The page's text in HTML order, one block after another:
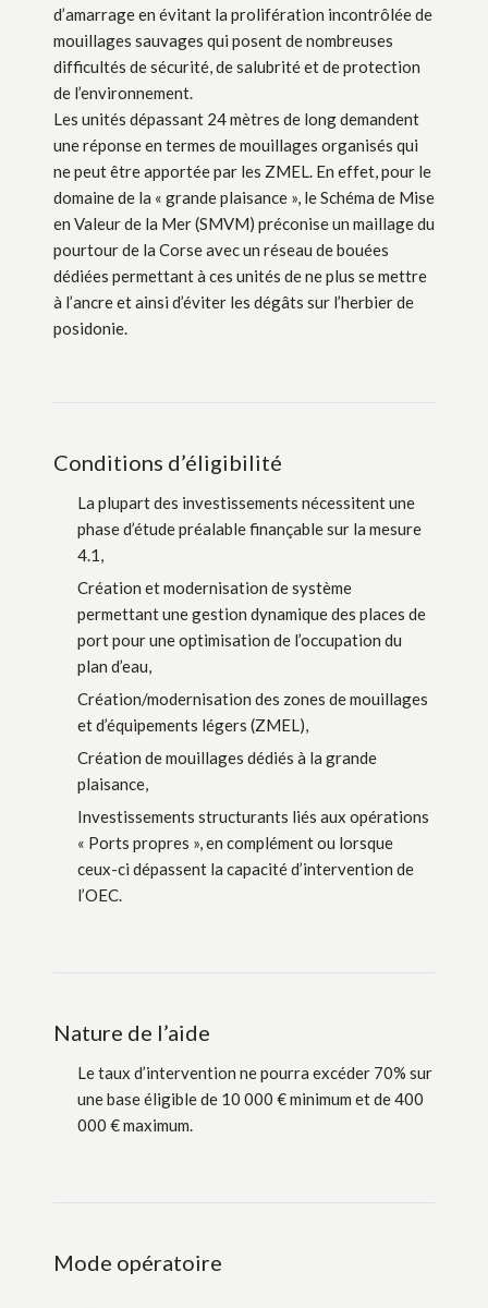
d’amarrage en évitant la prolifération incontrôlée de
mouillages sauvages qui posent de nombreuses
difficultés de sécurité, de salubrité et de protection
de l’environnement.
Les unités dépassant 24 mètres de long demandent
une réponse en termes de mouillages organisés qui
ne peut être apportée par les ZMEL. En effet, pour le
domaine de la « grande plaisance », le Schéma de Mise
en Valeur de la Mer (SMVM) préconise un maillage du
pourtour de la Corse avec un réseau de bouées
dédiées permettant à ces unités de ne plus se mettre
à l’ancre et ainsi d’éviter les dégâts sur l’herbier de
posidonie.
Conditions d’éligibilité
La plupart des investissements nécessitent une
phase d’étude préalable finançable sur la mesure
4.1,
Création et modernisation de système
permettant une gestion dynamique des places de
port pour une optimisation de l’occupation du
plan d’eau,
Création/modernisation des zones de mouillages
et d’équipements légers (ZMEL),
Création de mouillages dédiés à la grande
plaisance,
Investissements structurants liés aux opérations
« Ports propres », en complément ou lorsque
ceux-ci dépassent la capacité d’intervention de
l’OEC.
Nature de l’aide
Le taux d’intervention ne pourra excéder 70% sur
une base éligible de 10 000 € minimum et de 400
000 € maximum.
Mode opératoire